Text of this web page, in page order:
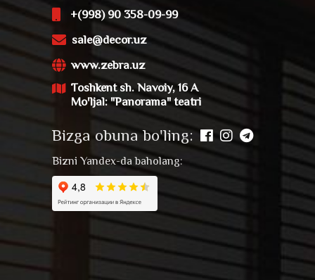
+(998) 90 358-09-99
sale@decor.uz
www.zebra.uz
Toshkent sh. Navoiy, 16 A
Mo'ljal: "Panorama" teatri
Bizga obuna bo'ling:
Bizni Yandex-da baholang: